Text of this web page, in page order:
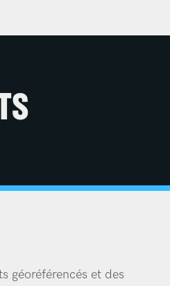
géoréférencés et des